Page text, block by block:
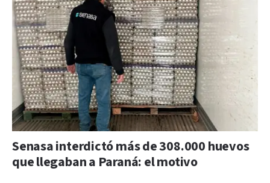
Senasa interdictó más de 308.000 huevos
que llegaban a Paraná: el motivo